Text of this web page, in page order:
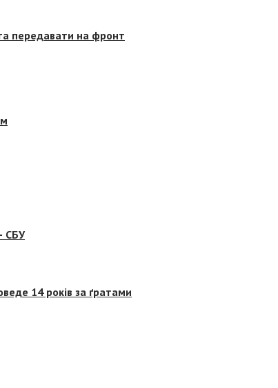
передавати на фронт
СБУ
14 років за ґратами